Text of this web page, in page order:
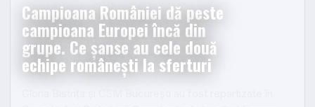
Campioana României dă peste
campioana Europei încă din
grupe. Ce șanse au cele două
echipe românești la sferturi